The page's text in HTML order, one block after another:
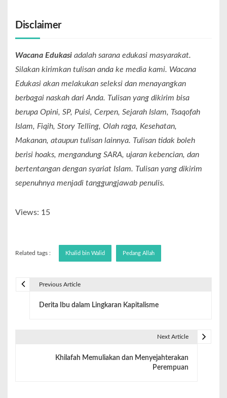
Disclaimer
Wacana Edukasi adalah sarana edukasi masyarakat.
Silakan kirimkan tulisan anda ke media kami. Wacana
Edukasi akan melakukan seleksi dan menayangkan
berbagai naskah dari Anda. Tulisan yang dikirim bisa
berupa Opini, SP, Puisi, Cerpen, Sejarah Islam, Tsaqofah
Islam, Fiqih, Story Telling, Olah raga, Kesehatan,
Makanan, ataupun tulisan lainnya. Tulisan tidak boleh
berisi hoaks, mengandung SARA, ujaran kebencian, dan
bertentangan dengan syariat Islam. Tulisan yang dikirim
sepenuhnya menjadi tanggungjawab penulis.
Views: 15
Related tags : Khalid bin Walid Pedang Allah
Previous Article
Derita Ibu dalam Lingkaran Kapitalisme
Next Article
Khilafah Memuliakan dan Menyejahterakan
Perempuan